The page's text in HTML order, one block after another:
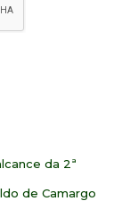
da 2ª
de Camargo